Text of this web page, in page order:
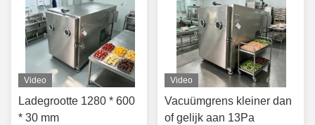
Video
Ladegrootte 1280 * 600
* 30 mm
Video
Vacuümgrens kleiner dan
of gelijk aan 13Pa